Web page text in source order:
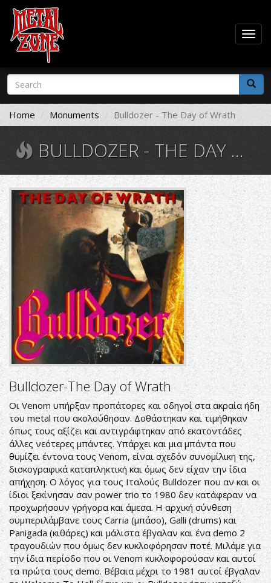
Skip
main
content
Search
form
Search
Home Monuments Bulldozer - The Day of Wrath
BULLDOZER - THE DAY OF WRATH
3970.jpg
Bulldozer-The Day of Wrath
Οι Venom υπήρξαν προπάτορες και οδηγοί στα ακραία ήδη
του metal που ακολούθησαν. Δοθάστηκαν και τιμήθηκαν
όπως τους αξίζει και αντιγράφτηκαν από εκατοντάδες
άλλες νεότερες μπάντες. Υπάρχει και μια μπάντα που
θυμίζει έντονα τους Venom, είναι σχεδόν συνομίλικη της,
δισκογραφικά καταπληκτική και όμως δεν είχαν την ίδια
απήχηση. Ο λόγος για τους Ιταλούς Bulldozer που αν και οι
ίδιοι ξεκίνησαν σαν power trio το 1980 δεν κατάφεραν να
προχωρήσουν γρήγορα και άμεσα. Η αρχική σύνθεση
συμπεριλάμβανε τους Carria (μπάσο), Galli (drums) και
Panigada (κιθάρες) και μάλιστα έβγαλαν και ένα demo 2
τραγουδιών που όμως δεν κυκλοφόρησαν ποτέ. Μιλάμε για
την ίδια περίοδο που οι Venom κυκλοφορούσαν και αυτοί
τα πρώτα τους demo. Βέβαια μέχρι το 1981 αυτοί έβγαλαν